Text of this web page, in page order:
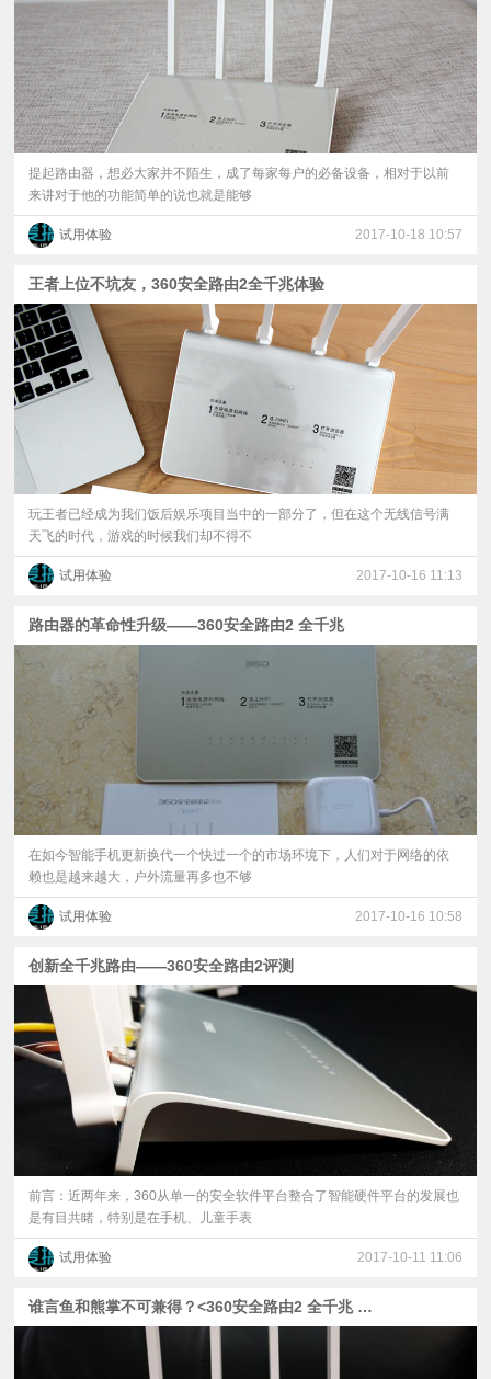
提起路由器，想必大家并不陌生，成了每家每户的必备设备，相对于以前
来讲对于他的功能简单的说也就是能够
试用体验 2017-10-18 10:57
王者上位不坑友，360安全路由2全千兆体验
玩王者已经成为我们饭后娱乐项目当中的一部分了，但在这个无线信号满
天飞的时代，游戏的时候我们却不得不
试用体验 2017-10-16 11:13
路由器的革命性升级——360安全路由2 全千兆
在如今智能手机更新换代一个快过一个的市场环境下，人们对于网络的依
赖也是越来越大，户外流量再多也不够
试用体验 2017-10-16 10:58
创新全千兆路由——360安全路由2评测
前言：近两年来，360从单一的安全软件平台整合了智能硬件平台的发展也
是有目共睹，特别是在手机、儿童手表
试用体验 2017-10-11 11:06
谁言鱼和熊掌不可兼得？<360安全路由2 全千兆 P4>全能家用必备神器！